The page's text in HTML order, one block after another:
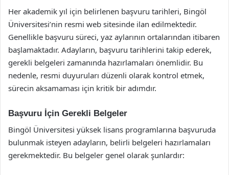
Her akademik yıl için belirlenen başvuru tarihleri, Bingöl
Üniversitesi’nin resmi web sitesinde ilan edilmektedir.
Genellikle başvuru süreci, yaz aylarının ortalarından itibaren
başlamaktadır. Adayların, başvuru tarihlerini takip ederek,
gerekli belgeleri zamanında hazırlamaları önemlidir. Bu
nedenle, resmi duyuruları düzenli olarak kontrol etmek,
sürecin aksamaması için kritik bir adımdır.
Başvuru İçin Gerekli Belgeler
Bingöl Üniversitesi yüksek lisans programlarına başvuruda
bulunmak isteyen adayların, belirli belgeleri hazırlamaları
gerekmektedir. Bu belgeler genel olarak şunlardır: